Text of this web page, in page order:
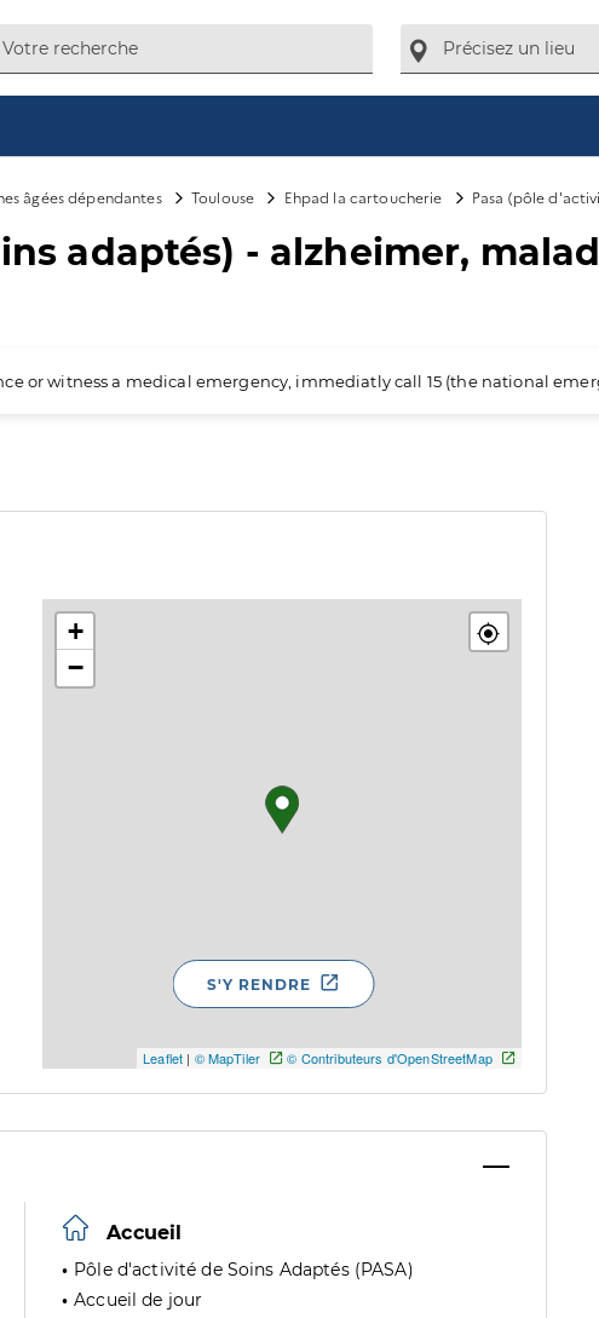
âgées dépendantes Toulouse Ehpad la cartoucherie Pasa (pôle
adaptés) - alzheimer,
or witness a medical emergency, immediatly call 15 (the national
+
−
Leaflet | © MapTiler © Contributeurs d'OpenStreetMap
S'Y RENDRE
Accueil
Pôle d'activité de Soins Adaptés (PASA)
Accueil de jour